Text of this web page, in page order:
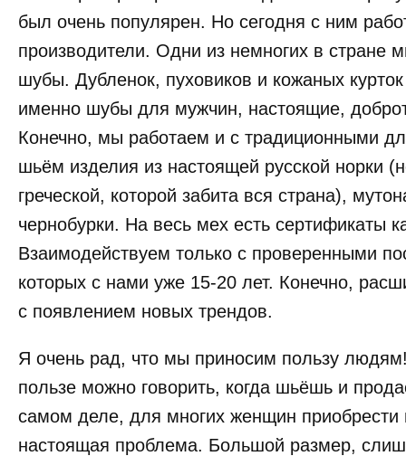
был очень популярен. Но сегодня с ним
производители. Одни из немногих в стране
шубы. Дубленок, пуховиков и кожаных
именно шубы для мужчин, настоящие,
Конечно, мы работаем и с традиционными
шьём изделия из настоящей русской норки
греческой, которой забита вся страна),
чернобурки. На весь мех есть сертификаты
Взаимодействуем только с проверенными
которых с нами уже 15-20 лет. Конечно,
с появлением новых трендов.
Я очень рад, что мы приносим пользу
пользе можно говорить, когда шьёшь и
самом деле, для многих женщин
настоящая проблема. Большой размер,